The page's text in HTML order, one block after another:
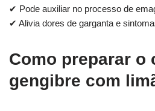
✔ Pode auxiliar no processo de
✔ Alivia dores de garganta e
Como preparar o
gengibre com